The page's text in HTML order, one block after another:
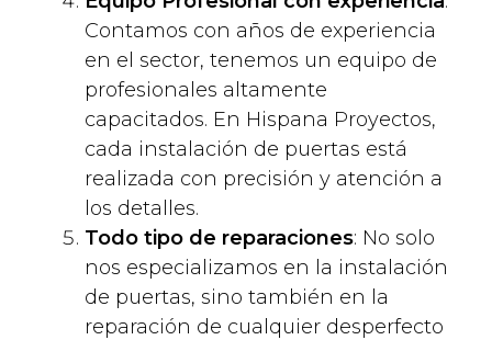
Contamos con años de experiencia
en el sector, tenemos un equipo de
profesionales altamente
capacitados. En Hispana Proyectos,
cada instalación de puertas está
realizada con precisión y atención a
los detalles.
Todo tipo de reparaciones: No solo
nos especializamos en la instalación
de puertas, sino también en la
reparación de cualquier desperfecto